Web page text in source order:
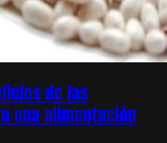
de las
una alimentación